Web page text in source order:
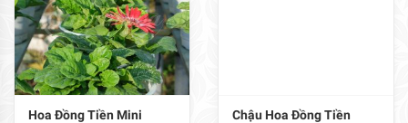
Hoa Đồng Tiền Mini
Chậu Hoa Đồng Tiền